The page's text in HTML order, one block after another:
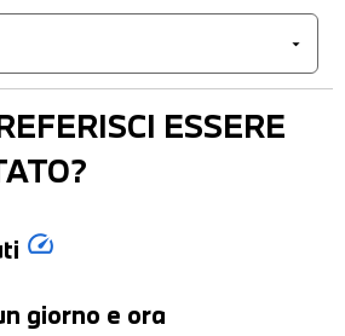
ESSERE
speed
giorno e ora